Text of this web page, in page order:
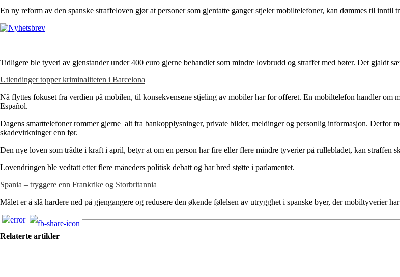
En ny reform av den spanske straffeloven gjør at personer som gjentatte ganger stjeler mobiltelefoner, kan dømmes til inntil
Tidligere ble tyveri av gjenstander under 400 euro gjerne behandlet som mindre lovbrudd og straffet med bøter. Det gjaldt
Utlendinger topper kriminaliteten i Barcelona
Nå flyttes fokuset fra verdien på mobilen, til konsekvensene stjeling av mobiler har for offeret. En mobiltelefon handler om
Español.
Dagens smarttelefoner rommer gjerne alt fra bankopplysninger, private bilder, meldinger og personlig informasjon. Derfor
skadevirkninger enn før.
Den nye loven som trådte i kraft i april, betyr at om en person har fire eller flere mindre tyverier på rullebladet, kan straffen
Lovendringen ble vedtatt etter flere måneders politisk debatt og har bred støtte i parlamentet.
Spania – tryggere enn Frankrike og Storbritannia
Målet er å slå hardere ned på gjengangere og redusere den økende følelsen av utrygghet i spanske byer, der mobiltyverier
Relaterte artikler